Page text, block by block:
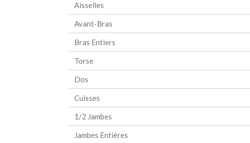
Aisselles
Avant-Bras
Bras Entiers
Torse
Dos
Cuisses
1/2 Jambes
Jambes Entières